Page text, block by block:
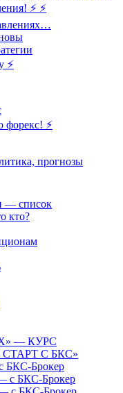
⚡ ⚡
⚡️
форекс! ⚡
прогнозы
— список
кто?
— КУРС
С БКС»
БКС-Брокер
с БКС-Брокер